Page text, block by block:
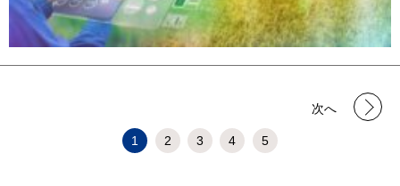
1 2 3 4 5
次へ